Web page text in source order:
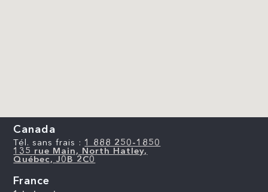
Canada
Tél. sans frais : 1 888 250-1850
135 rue Main, North Hatley,
Québec, J0B 2C0
France